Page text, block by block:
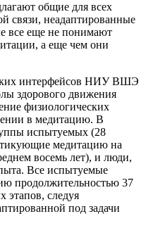
общие для всех
связи, неадаптированные
все еще не понимают
а еще чем они
интерфейсов НИУ ВШЭ
здорового движения
физиологических
в медитацию. В
испытуемых (28
медитацию на
восемь лет), и люди,
Все испытуемые
продолжительностью 37
этапов, следуя
под задачи